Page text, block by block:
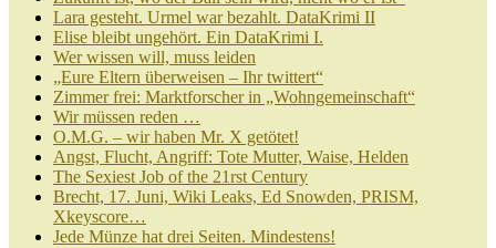
Lara gesteht. Urmel war bezahlt. DataKrimi II
Elise bleibt ungehört. Ein DataKrimi I.
Wer wissen will, muss leiden
„Eure Eltern überweisen – Ihr twittert“
Zimmer frei: Marktforscher in „Wohngemeinschaft“
Wir müssen reden …
O.M.G. – wir haben Mr. X getötet!
Angst, Flucht, Angriff: Tote Mutter, Waise, Helden
The Sexiest Job of the 21rst Century
Brecht, 17. Juni, Wiki Leaks, Ed Snowden, PRISM,
Xkeyscore…
Jede Münze hat drei Seiten. Mindestens!